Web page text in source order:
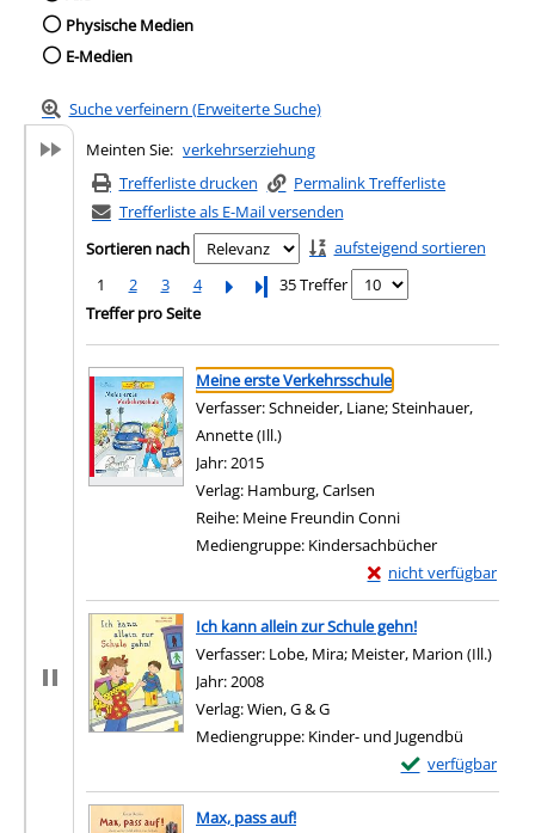
Physische Medien
E-Medien
Suche verfeinern (Erweiterte Suche)
Meinten Sie: verkehrserziehung
Trefferliste drucken
Permalink Trefferliste
Trefferliste als E-Mail versenden
Sortieren nach
aufsteigend sortieren
1
2 3 4 Letzte Seite
35 Treffer
Treffer pro Seite
Suchergebnis
Zu den Suchfiltern springen
Meine erste Verkehrsschule
Verfasser:Schneider, Liane;Steinhauer,
Annette (Ill.)
Jahr:2015
Verlag: Hamburg, Carlsen
Reihe: Meine Freundin Conni
Mediengruppe: Kindersachbücher
nicht verfügbar
Exemplar-Details von
Zum Download von
Ich kann allein zur Schule gehn!
Verfasser: Lobe, Mira; Meister, Marion (Ill.)
Jahr:2008
Verlag:Wien, G & G
Mediengruppe: Kinder- und Jugendbü
verfügbar
Exemplar-Details
Zum Download
Max, pass auf!